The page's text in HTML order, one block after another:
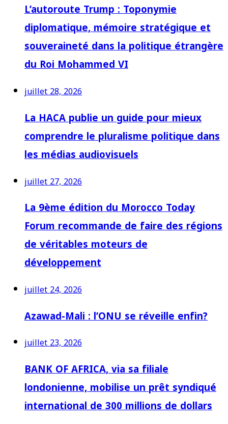
L’autoroute Trump : Toponymie
diplomatique, mémoire stratégique et
souveraineté dans la politique étrangère
du Roi Mohammed VI
juillet 28, 2026
La HACA publie un guide pour mieux
comprendre le pluralisme politique dans
les médias audiovisuels
juillet 27, 2026
La 9ème édition du Morocco Today
Forum recommande de faire des régions
de véritables moteurs de
développement
juillet 24, 2026
Azawad-Mali : l’ONU se réveille enfin?
juillet 23, 2026
BANK OF AFRICA, via sa filiale
londonienne, mobilise un prêt syndiqué
international de 300 millions de dollars